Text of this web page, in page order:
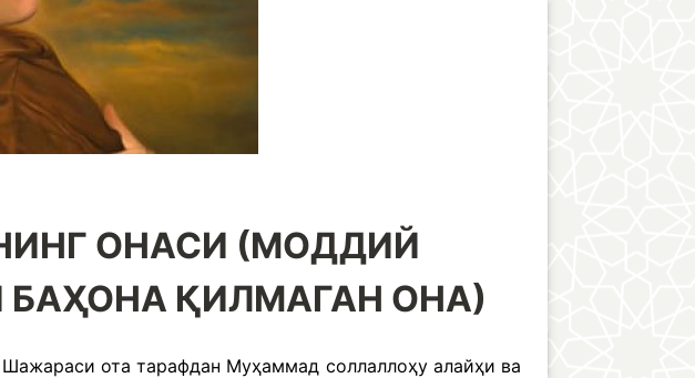
ОНАСИ (МОДДИЙ
ҚИЛМАГАН ОНА)
ота тарафдан Муҳаммад соллаллоҳу алайҳи ва